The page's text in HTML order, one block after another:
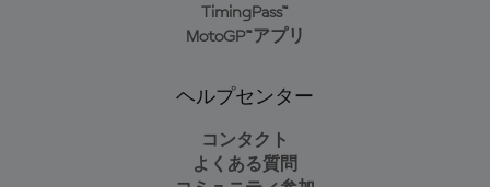
TimingPass™
MotoGP™アプリ
ヘルプセンター
コンタクト
よくある質問